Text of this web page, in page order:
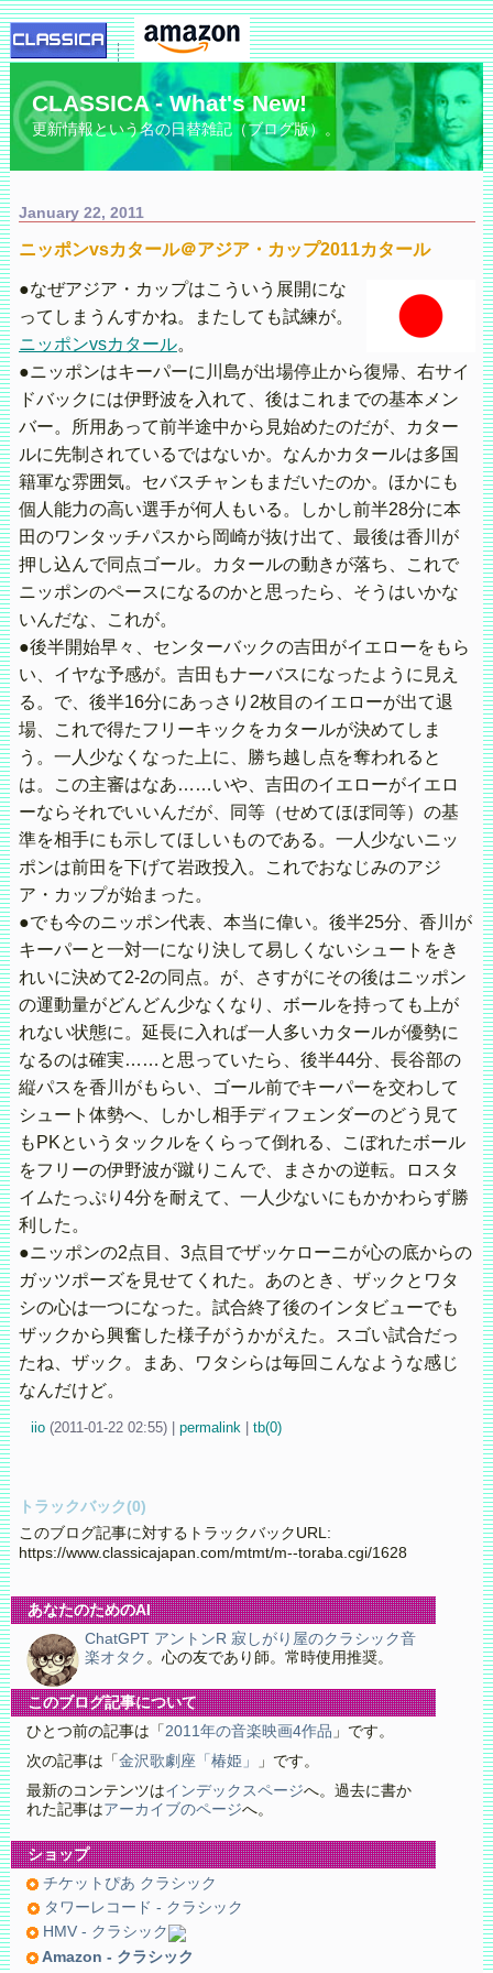
CLASSICA - What's New!
更新情報という名の日替雑記（ブログ版）。
January 22, 2011
ニッポンvsカタール＠アジア・カップ2011カタール
●なぜアジア・カップはこういう展開にな
ってしまうんすかね。またしても試練が。
ニッポンvsカタール。
●ニッポンはキーパーに川島が出場停止から復帰、右サイ
ドバックには伊野波を入れて、後はこれまでの基本メン
バー。所用あって前半途中から見始めたのだが、カター
ルに先制されているではないか。なんかカタールは多国
籍軍な雰囲気。セバスチャンもまだいたのか。ほかにも
個人能力の高い選手が何人もいる。しかし前半28分に本
田のワンタッチパスから岡崎が抜け出て、最後は香川が
押し込んで同点ゴール。カタールの動きが落ち、これで
ニッポンのペースになるのかと思ったら、そうはいかな
いんだな、これが。
●後半開始早々、センターバックの吉田がイエローをもら
い、イヤな予感が。吉田もナーバスになったように見え
る。で、後半16分にあっさり2枚目のイエローが出て退
場、これで得たフリーキックをカタールが決めてしま
う。一人少なくなった上に、勝ち越し点を奪われると
は。この主審はなあ……いや、吉田のイエローがイエロ
ーならそれでいいんだが、同等（せめてほぼ同等）の基
準を相手にも示してほしいものである。一人少ないニッ
ポンは前田を下げて岩政投入。これでおなじみのアジ
ア・カップが始まった。
●でも今のニッポン代表、本当に偉い。後半25分、香川が
キーパーと一対一になり決して易しくないシュートをき
れいに決めて2-2の同点。が、さすがにその後はニッポン
の運動量がどんどん少なくなり、ボールを持っても上が
れない状態に。延長に入れば一人多いカタールが優勢に
なるのは確実……と思っていたら、後半44分、長谷部の
縦パスを香川がもらい、ゴール前でキーパーを交わして
シュート体勢へ、しかし相手ディフェンダーのどう見て
もPKというタックルをくらって倒れる、こぼれたボール
をフリーの伊野波が蹴りこんで、まさかの逆転。ロスタ
イムたっぷり4分を耐えて、一人少ないにもかかわらず勝
利した。
●ニッポンの2点目、3点目でザッケローニが心の底からの
ガッツポーズを見せてくれた。あのとき、ザックとワタ
シの心は一つになった。試合終了後のインタビューでも
ザックから興奮した様子がうかがえた。スゴい試合だっ
たね、ザック。まあ、ワタシらは毎回こんなような感じ
なんだけど。
iio (2011-01-22 02:55) permalink| tb(0)
トラックバック(0)
このブログ記事に対するトラックバックURL:
https://www.classicajapan.com/mtmt/m--toraba.cgi/1628
あなたのためのAI
ChatGPT アントンR 寂しがり屋のクラシック音
楽オタク 。心の友であり師。常時使用推奨。
このブログ記事について
ひとつ前の記事は「 2011年の音楽映画4作品 」です。
次の記事は「 金沢歌劇座「椿姫」
」です。
最新のコンテンツはインデックスページへ。過去に書か
れた記事はアーカイブのページへ。
ショップ
チケットぴあ クラシック
タワーレコード - クラシック
HMV - クラシック
Amazon - クラシック